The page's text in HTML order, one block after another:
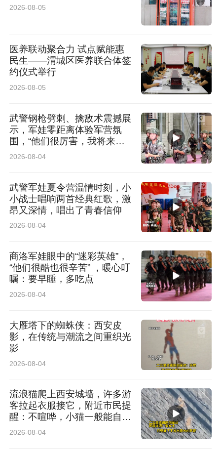
2026-08-05
医养联动聚合力 试点赋能惠
民生——渭城区医养联合体签
约仪式举行
2026-08-05
武警钢枪劈刺、擒敌术震撼展
示，军娃零距离体验军营氛
围，“他们很厉害，我将来也
想当军人”
2026-08-04
武警军娃夏令营温情时刻，小
小战士唱响两首经典红歌，激
昂又深情，唱出了青春信仰
2026-08-04
商洛军娃眼中的“迷彩英雄”，
“他们很酷也很辛苦” ，暖心叮
嘱：要早睡，多吃点
2026-08-04
大雁塔下的蜘蛛侠：西安皮
影，在传统与潮流之间重织光
影
2026-08-04
流浪猫爬上西安城墙，许多游
客拉起衣服接它，附近市民提
醒：不喧哗，小猫一般能自行
脱困
2026-08-04